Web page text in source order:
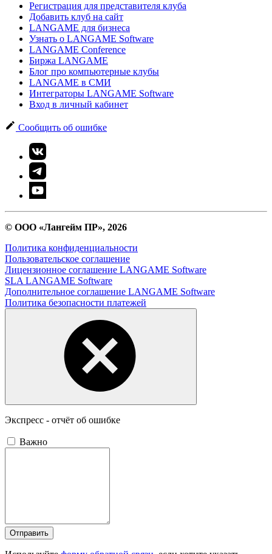
Регистрация для представителя клуба
Добавить клуб на сайт
LANGAME для бизнеса
Узнать о LANGAME Software
LANGAME Conference
Биржа LANGAME
Блог про компьютерные клубы
LANGAME в СМИ
Интеграторы LANGAME Software
Вход в личный кабинет
Сообщить об ошибке
© ООО «Лангейм ПР», 2026
Политика конфиденциальности
Пользовательское соглашение
Лицензионное соглашение LANGAME Software
SLA LANGAME Software
Дополнительное соглашение LANGAME Software
Политика безопасности платежей
Экспресс - отчёт об ошибке
Важно
Отправить